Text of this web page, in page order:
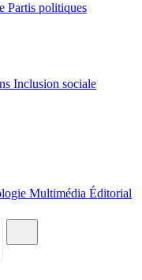
Partis politiques
Inclusion sociale
Multimédia Éditorial